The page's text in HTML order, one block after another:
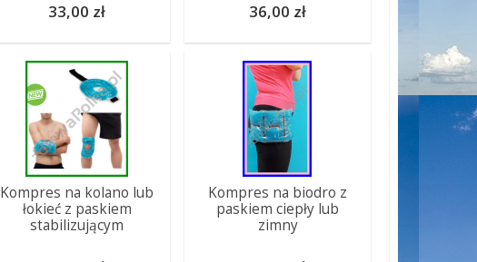
33,00 zł 36,00 zł
Kompres na kolano lub
łokieć z paskiem
stabilizującym
Kompres na biodro z
paskiem ciepły lub
zimny